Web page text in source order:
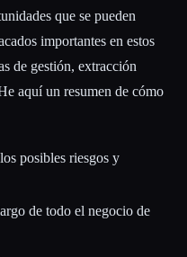
que se pueden
importantes en estos
de gestión, extracción
aquí un resumen de cómo
posibles riesgos y
de todo el negocio de